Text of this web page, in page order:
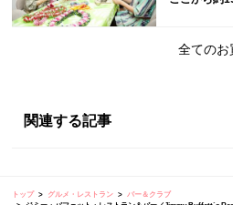
全てのお
関連する記事
トップ グルメ・レストラン
バー＆クラブ